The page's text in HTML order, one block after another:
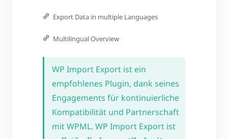
Export Data in multiple Languages
Multilingual Overview
WP Import Export ist ein
empfohlenes Plugin, dank seines
Engagements für kontinuierliche
Kompatibilität und Partnerschaft
mit WPML. WP Import Export ist